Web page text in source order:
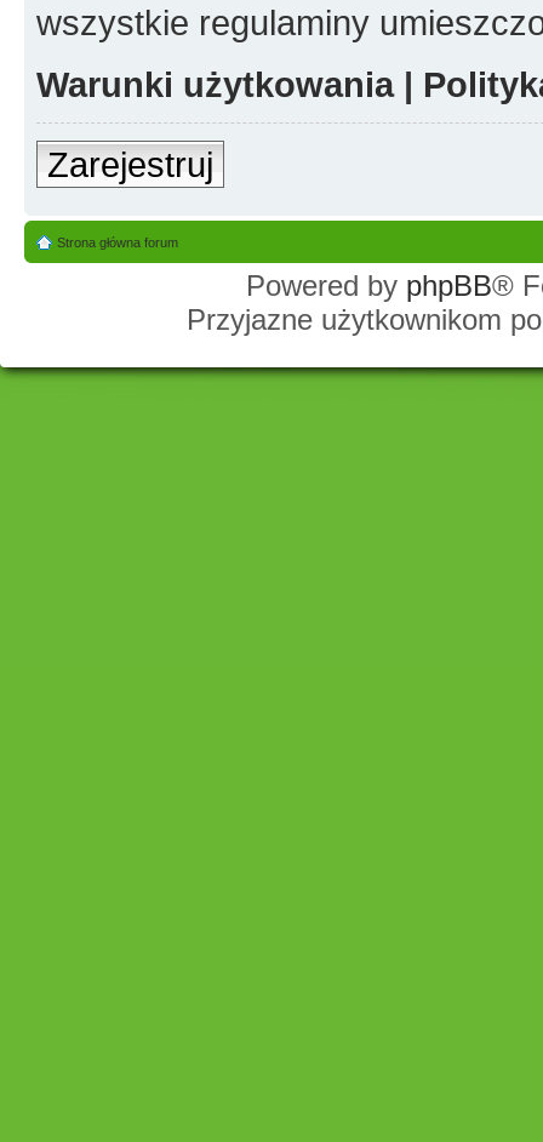
wszystkie regulaminy
Warunki użytkowania|
Zarejestruj
Strona główna forum
Powered by phpBB®
Przyjazne użytkownikom